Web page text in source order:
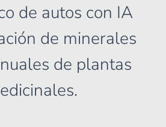
de autos con IA
de minerales
de plantas